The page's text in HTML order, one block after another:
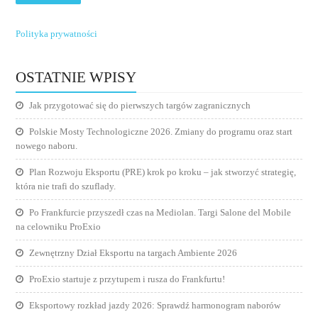
Polityka prywatności
OSTATNIE WPISY
Jak przygotować się do pierwszych targów zagranicznych
Polskie Mosty Technologiczne 2026. Zmiany do programu oraz start
nowego naboru.
Plan Rozwoju Eksportu (PRE) krok po kroku – jak stworzyć strategię,
która nie trafi do szuflady.
Po Frankfurcie przyszedł czas na Mediolan. Targi Salone del Mobile
na celowniku ProExio
Zewnętrzny Dział Eksportu na targach Ambiente 2026
ProExio startuje z przytupem i rusza do Frankfurtu!
Eksportowy rozkład jazdy 2026: Sprawdź harmonogram naborów